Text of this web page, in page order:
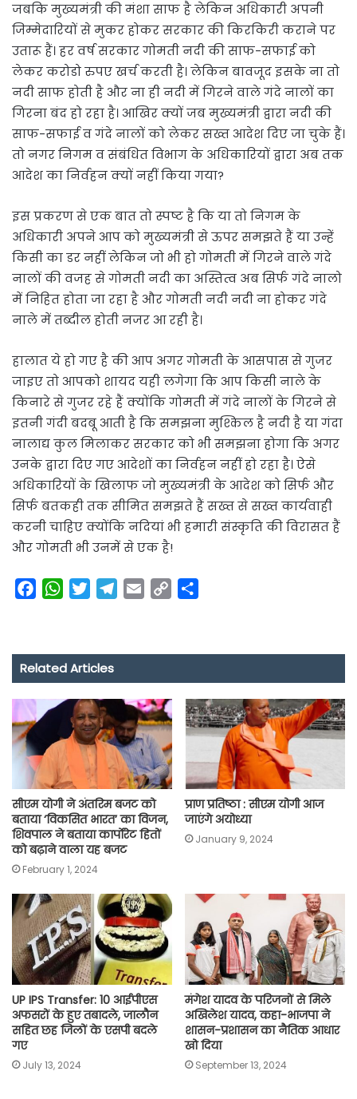
जबकि मुख्यमंत्री की मंशा साफ है लेकिन अधिकारी अपनी
जिम्मेदारियों से मुकर होकर सरकार की किरकिरी कराने पर
उतारू हैं। हर वर्ष सरकार गोमती नदी की साफ-सफाई को
लेकर करोडो रुपए खर्च करती है। लेकिन बावजूद इसके ना तो
नदी साफ होती है और ना ही नदी में गिरने वाले गंदे नालों का
गिरना बंद हो रहा है। आखिर क्यों जब मुख्यमंत्री द्वारा नदी की
साफ-सफाई व गंदे नालों को लेकर सख्त आदेश दिए जा चुके हैं।
तो नगर निगम व संबंधित विभाग के अधिकारियों द्वारा अब तक
आदेश का निर्वहन क्यों नहीं किया गया?
इस प्रकरण से एक बात तो स्पष्ट है कि या तो निगम के
अधिकारी अपने आप को मुख्यमंत्री से ऊपर समझते हैं या उन्हें
किसी का डर नहीं लेकिन जो भी हो गोमती में गिरने वाले गंदे
नालों की वजह से गोमती नदी का अस्तित्व अब सिर्फ गंदे नालो
में निहित होता जा रहा है और गोमती नदी नदी ना होकर गंदे
नाले में तब्दील होती नजर आ रही है।
हालात ये हो गए है की आप अगर गोमती के आसपास से गुजर
जाइए तो आपको शायद यही लगेगा कि आप किसी नाले के
किनारे से गुजर रहे हैं क्योंकि गोमती में गंदे नालों के गिरने से
इतनी गंदी बदबू आती है कि समझना मुश्किल है नदी है या गंदा
नालाद्य कुल मिलाकर सरकार को भी समझना होगा कि अगर
उनके द्वारा दिए गए आदेशों का निर्वहन नहीं हो रहा है। ऐसे
अधिकारियों के खिलाफ जो मुख्यमंत्री के आदेश को सिर्फ और
सिर्फ बतकही तक सीमित समझते हैं सख्त से सख्त कार्यवाही
करनी चाहिए क्योंकि नदियां भी हमारी संस्कृति की विरासत हैं
और गोमती भी उनमें से एक है!
e
b
o
W
t
s
p
p
t
t
r
e
m
i
y
n
k
r
Related Articles
सीएम योगी ने अंतरिम बजट को
बताया ‘विकसित भारत’ का विजन,
शिवपाल ने बताया कार्पोरेट हितों
को बढ़ाने वाला यह बजट
February 1, 2024
प्राण प्रतिष्ठा : सीएम योगी आज
जाएंगे अयोध्या
January 9, 2024
UP IPS Transfer: 10 आईपीएस
अफसरों के हुए तबादले, जालौन
सहित छह जिलों के एसपी बदले
गए
July 13, 2024
मंगेश यादव के परिजनों से मिले
अखिलेश यादव, कहा-भाजपा ने
शासन-प्रशासन का नैतिक आधार
खो दिया
September 13, 2024